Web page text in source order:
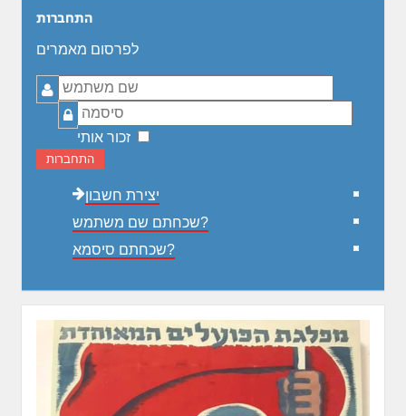
התחברות
לפרסום מאמרים
שם
משתמש
סיסמה
זכור אותי
התחברות
יצירת חשבון
שכחתם שם משתמש?
שכחתם סיסמא?